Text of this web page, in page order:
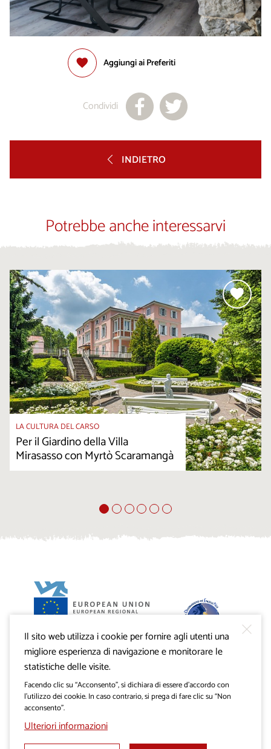
Aggiungi ai Preferiti
Condividi
INDIETRO
Potrebbe anche interessarvi
LA CULTURA DEL CARSO
Per il Giardino della Villa
Mirasasso con Myrtò Scaramangà
Progetto VisitKras. L’investimento è cofinanziato dalla
Repubblica di Slovenia e dal Fondo europeo di sviluppo
regionale dell’Unione Europea.
Il sito web utilizza i cookie per fornire agli utenti una
migliore esperienza di navigazione e monitorare le
statistiche delle visite.
Facendo clic su “Acconsento”, si dichiara di essere d’accordo con
l’utilizzo dei cookie. In caso contrario, si prega di fare clic su “Non
acconsento”.
Ulteriori informazioni